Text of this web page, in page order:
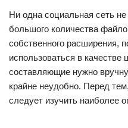
Ни одна социальная сеть
большого количества
собственного расширения,
использоваться в
составляющие нужно
крайне неудобно. Перед
следует изучить наиболее